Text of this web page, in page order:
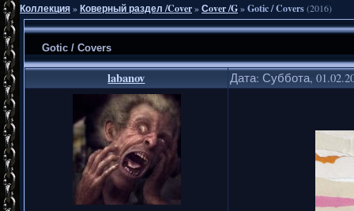
Коллекция»Коверный раздел /Cover»Сover /G»Gotic / Covers(2016)
Gotic / Covers
labanov Дата: Суббота,